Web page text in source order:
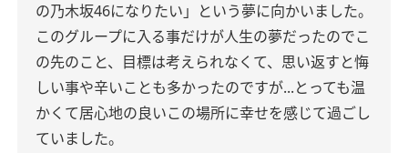
の乃木坂46になりたい」という夢に向かいました。
このグループに入る事だけが人生の夢だったのでこ
の先のこと、 目標は考えられなくて、 思い返すと悔
しい事や辛いことも多かったのですが...とっても温
かくて居心地の良いこの場所に幸せを感じて過ごし
ていました。